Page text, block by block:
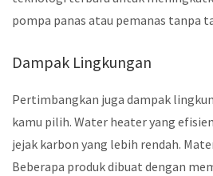
pompa panas atau pemanas tanpa
Dampak Lingkungan
Pertimbangkan juga dampak
kamu pilih. Water heater yang
jejak karbon yang lebih rendah.
Beberapa produk dibuat dengan